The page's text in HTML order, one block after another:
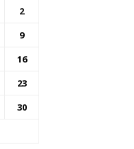
2
9
16
23
30